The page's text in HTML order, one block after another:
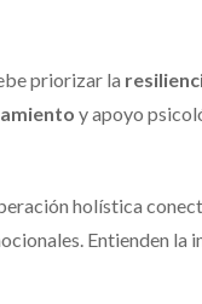
priorizar la
y apoyo
holística
Entienden